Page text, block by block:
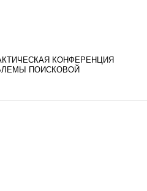
КОНФЕРЕНЦИЯ
ПОИСКОВОЙ